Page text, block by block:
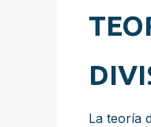
La teoría